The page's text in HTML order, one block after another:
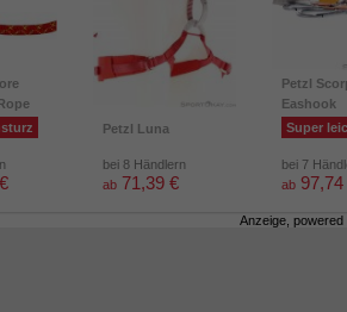
Petzl Luna
bei 8 Händlern
ab 71,39 €
Petzl
Eashook
Super
bei 7
ab
Anzeige,